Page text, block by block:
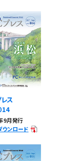
レス
9月発行
ウンロード